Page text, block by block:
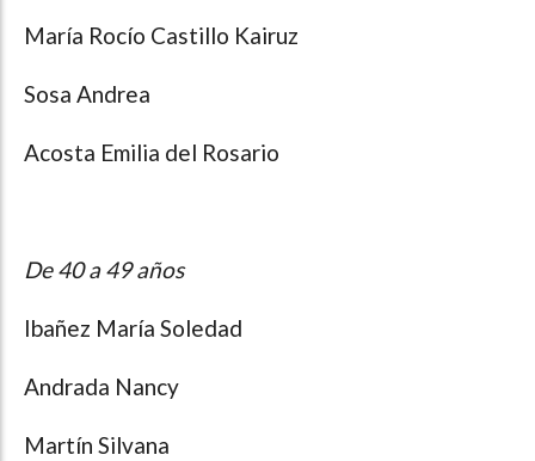
María Rocío Castillo Kairuz
Sosa Andrea
Acosta Emilia del Rosario
De 40 a 49 años
Ibañez María Soledad
Andrada Nancy
Martín Silvana